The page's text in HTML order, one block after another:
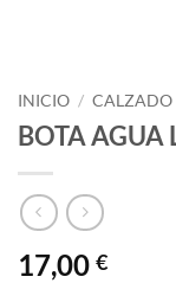
INICIO / CALZADO
BOTA AGUA
17,00 €